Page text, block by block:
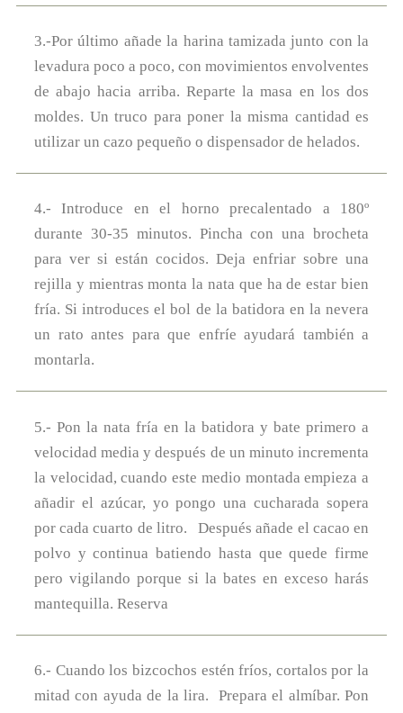
3.-Por último añade la harina tamizada junto con la
levadura poco a poco, con movimientos envolventes
de abajo hacia arriba. Reparte la masa en los dos
moldes. Un truco para poner la misma cantidad es
utilizar un cazo pequeño o dispensador de helados.
4.- Introduce en el horno precalentado a 180º
durante 30-35 minutos. Pincha con una brocheta
para ver si están cocidos. Deja enfriar sobre una
rejilla y mientras monta la nata que ha de estar bien
fría. Si introduces el bol de la batidora en la nevera
un rato antes para que enfríe ayudará también a
montarla.
5.- Pon la nata fría en la batidora y bate primero a
velocidad media y después de un minuto incrementa
la velocidad, cuando este medio montada empieza a
añadir el azúcar, yo pongo una cucharada sopera
por cada cuarto de litro. Después añade el cacao en
polvo y continua batiendo hasta que quede firme
pero vigilando porque si la bates en exceso harás
mantequilla. Reserva
6.- Cuando los bizcochos estén fríos, cortalos por la
mitad con ayuda de la lira. Prepara el almíbar. Pon